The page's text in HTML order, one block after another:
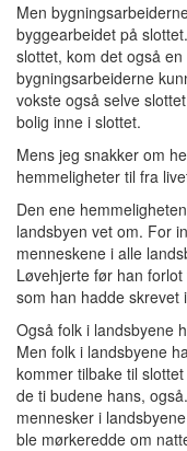
Men
byggearbeidet på
slottet, kom det også
bygningsarbeiderne
vokste også selve
bolig inne i slottet.
Mens jeg snakker om
hemmeligheter til fra
Den ene
landsbyen vet om. For
menneskene i alle
Løvehjerte før han
som han hadde skrevet
Også folk i landsbyene
Men folk i landsbyene
kommer tilbake til
de ti budene hans,
mennesker i
ble mørkeredde om